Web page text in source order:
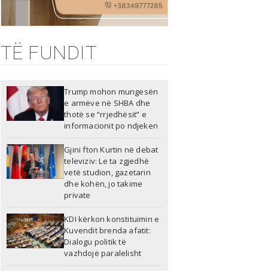
TË FUNDIT
Trump mohon mungesën
e armëve në SHBA dhe
thotë se “rrjedhësit” e
informacionit po ndjeken
Gjini fton Kurtin në debat
televiziv: Le ta zgjedhë
vetë studion, gazetarin
dhe kohën, jo takime
private
KDI kërkon konstituimin e
Kuvendit brenda afatit:
Dialogu politik të
vazhdojë paralelisht